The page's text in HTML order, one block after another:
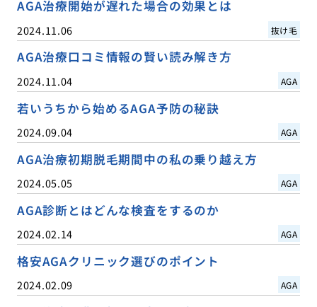
AGA治療開始が遅れた場合の効果とは
2024.11.06 抜け毛
AGA治療口コミ情報の賢い読み解き方
2024.11.04 AGA
若いうちから始めるAGA予防の秘訣
2024.09.04 AGA
AGA治療初期脱毛期間中の私の乗り越え方
2024.05.05 AGA
AGA診断とはどんな検査をするのか
2024.02.14 AGA
格安AGAクリニック選びのポイント
2024.02.09 AGA